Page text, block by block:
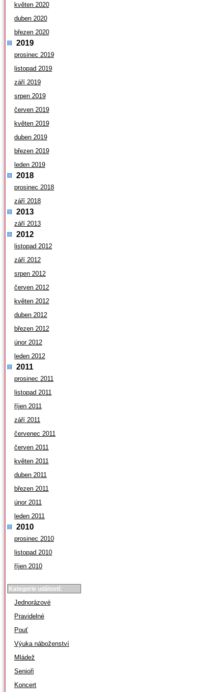
květen 2020
duben 2020
březen 2020
2019
prosinec 2019
listopad 2019
září 2019
srpen 2019
červen 2019
květen 2019
duben 2019
březen 2019
leden 2019
2018
prosinec 2018
září 2018
2013
září 2013
2012
listopad 2012
září 2012
srpen 2012
červen 2012
květen 2012
duben 2012
březen 2012
únor 2012
leden 2012
2011
prosinec 2011
listopad 2011
říjen 2011
září 2011
červenec 2011
červen 2011
květen 2011
duben 2011
březen 2011
únor 2011
leden 2011
2010
prosinec 2010
listopad 2010
říjen 2010
Kategorie událostí:
Jednorázové
Pravidelné
Pouť
Výuka náboženství
Mládež
Senioři
Koncert